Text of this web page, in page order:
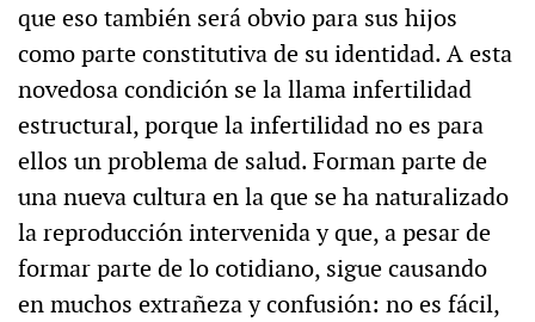
que eso también será obvio para sus hijos
como parte constitutiva de su identidad. A esta
novedosa condición se la llama infertilidad
estructural, porque la infertilidad no es para
ellos un problema de salud. Forman parte de
una nueva cultura en la que se ha naturalizado
la reproducción intervenida y que, a pesar de
formar parte de lo cotidiano, sigue causando
en muchos extrañeza y confusión: no es fácil,